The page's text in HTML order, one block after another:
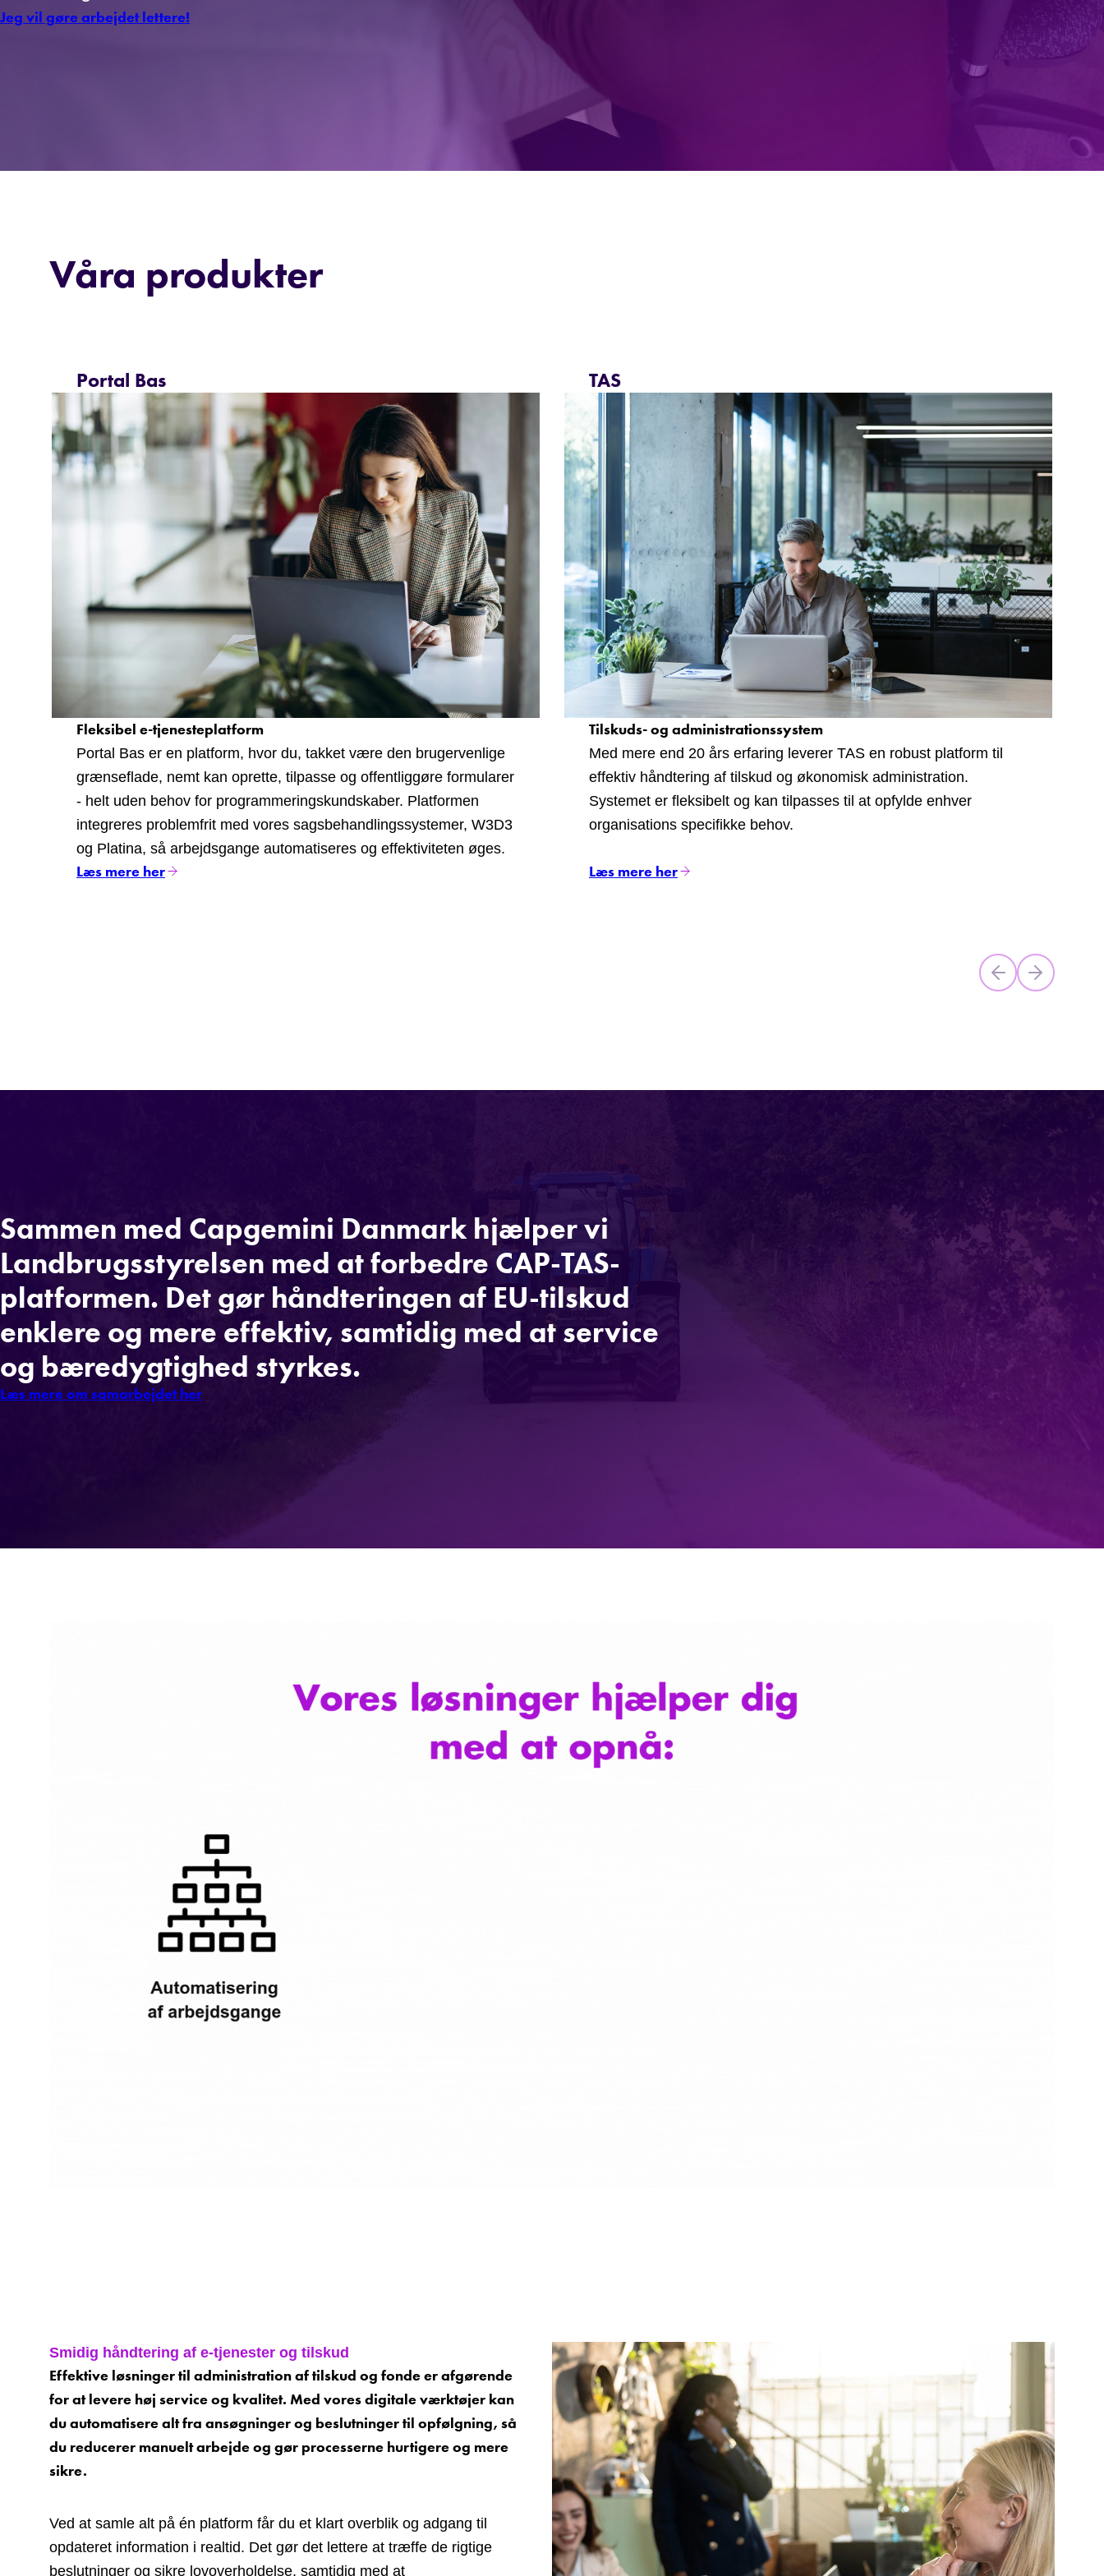
Jeg vil gøre arbejdet lettere!
Våra produkter
Portal Bas
Fleksibel e-tjenesteplatform
Portal Bas er en platform, hvor du, takket være den brugervenlige
grænseflade, nemt kan oprette, tilpasse og offentliggøre formularer
- helt uden behov for programmeringskundskaber. Platformen
integreres problemfrit med vores sagsbehandlingssystemer, W3D3
og Platina, så arbejdsgange automatiseres og effektiviteten øges.
Læs mere her
TAS
Tilskuds- og administrationssystem
Med mere end 20 års erfaring leverer TAS en robust platform til
effektiv håndtering af tilskud og økonomisk administration.
Systemet er fleksibelt og kan tilpasses til at opfylde enhver
organisations specifikke behov.
Læs mere her
Sammen med Capgemini Danmark hjælper vi
Landbrugsstyrelsen med at forbedre CAP-TAS-
platformen. Det gør håndteringen af EU-tilskud
enklere og mere effektiv, samtidig med at service
og bæredygtighed styrkes.
Læs mere om samarbejdet her
Smidig håndtering af e-tjenester og tilskud
Effektive løsninger til administration af tilskud og fonde er afgørende
for at levere høj service og kvalitet. Med vores digitale værktøjer kan
du automatisere alt fra ansøgninger og beslutninger til opfølgning, så
du reducerer manuelt arbejde og gør processerne hurtigere og mere
sikre.
Ved at samle alt på én platform får du et klart overblik og adgang til
opdateret information i realtid. Det gør det lettere at træffe de rigtige
beslutninger og sikre lovoverholdelse, samtidig med at